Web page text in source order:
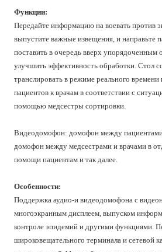
Функции:
Передайте информацию на воевать против
выпустите важные извещения, и направьте
поставить в очередь вверх упорядоченным
улучшить эффективность обработки. Стол
транслировать в режиме реального времени
пациентов к врачам в соответствии с
помощью медсестры сортировки.
Видеодомофон: домофон между пациентами
домофон между медсестрами и врачами в
помощи пациентам и так далее.
Особенности:
Поддержка аудио-и видеодомофона с
многоэкранным дисплеем, выпуском
контроле эпидемий и другими функциями.
широковещательного терминала и сетевой